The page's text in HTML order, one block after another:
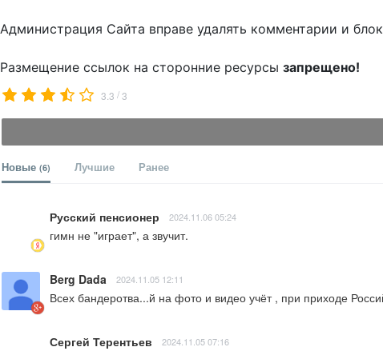
Администрация Сайта вправе удалять комментарии и
Размещение ссылок на сторонние ресурсы запрещено!
3.3 /3
Новые (6) Лучшие Ранее
Русский пенсионер 2024.11.06 05:24
гимн не "играет", а звучит.
Berg Dada 2024.11.05 12:11
Всех бандеротва...й на фото и видео учёт , при приходе
Сергей Терентьев 2024.11.05 07:16